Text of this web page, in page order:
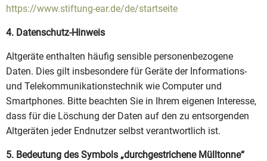
https://www.stiftung-ear.de/de/startseite
4. Datenschutz-Hinweis
Altgeräte enthalten häufig sensible personenbezogene
Daten. Dies gilt insbesondere für Geräte der Informations-
und Telekommunikationstechnik wie Computer und
Smartphones. Bitte beachten Sie in Ihrem eigenen Interesse,
dass für die Löschung der Daten auf den zu entsorgenden
Altgeräten jeder Endnutzer selbst verantwortlich ist.
5. Bedeutung des Symbols „durchgestrichene Mülltonne“